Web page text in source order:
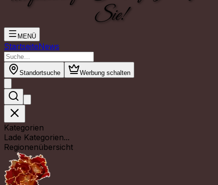
Sie!
MENÜ
StartseiteNews
Standortsuche Werbung schalten
Kategorien
Lade Kategorien...
Regionenübersicht